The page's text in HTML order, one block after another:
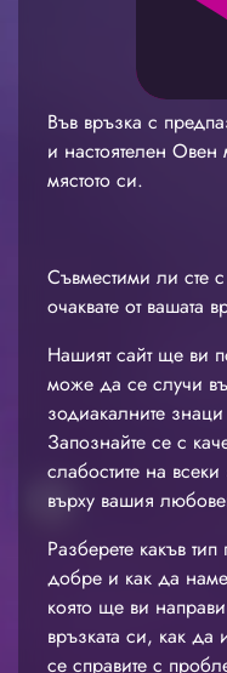
Във връзка с
и настоятелен
мястото си.
Съвместими ли сте
очаквате от вашата
Нашият сайт ще ви
може да се случи
зодиакалните
Запознайте се с
слабостите на
върху вашия
Разберете какъв
добре и как да
която ще ви
връзката си, как да
се справите с